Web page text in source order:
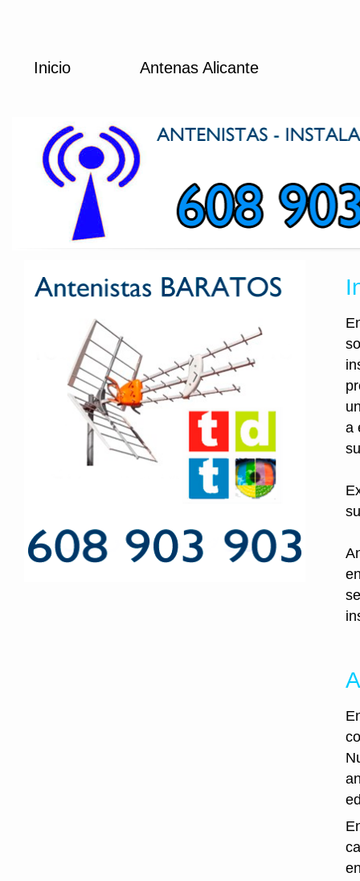
Inicio Antenas Alicante
a